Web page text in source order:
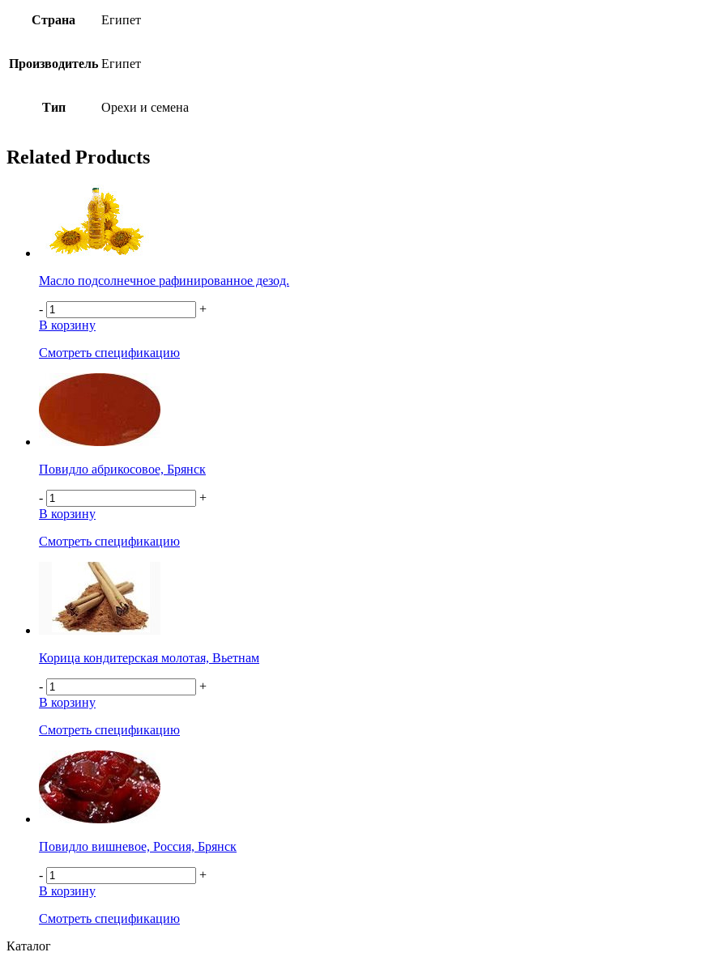
Страна Египет
Производитель Египет
Тип Орехи и семена
Related Products
Масло подсолнечное рафинированное дезод.
-
+
В корзину
Смотреть спецификацию
Повидло абрикосовое, Брянск
-
+
В корзину
Смотреть спецификацию
Корица кондитерская молотая, Вьетнам
-
+
В корзину
Смотреть спецификацию
Повидло вишневое, Россия, Брянск
-
+
В корзину
Смотреть спецификацию
Каталог